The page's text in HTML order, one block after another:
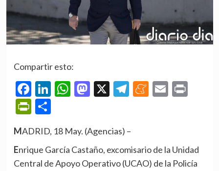
Compartir esto:
Facebook
LinkedIn
WhatsApp
Mastodon
X Telegram
Meneame
Email
PrintFriendly
Compartir
MADRID, 18 May. (Agencias) –
Enrique García Castaño, excomisario de la Unidad
Central de Apoyo Operativo (UCAO) de la Policía